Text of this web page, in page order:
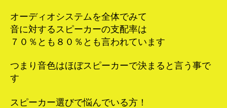
オーディオシステムを全体でみて
音に対するスピーカーの支配率は
７０％とも８０％とも言われています
つまり音色はほぼスピーカーで決まると言う事で
す
スピーカー選びで悩んでいる方！